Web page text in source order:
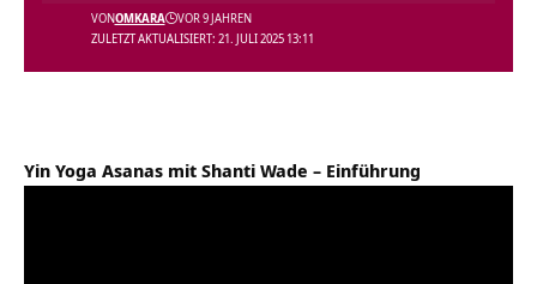
ZULETZT AKTUALISIERT: 21. JULI 2025 13:11
VONOMKARA VOR 9 JAHREN
Yin Yoga Asanas mit Shanti Wade – Einführung